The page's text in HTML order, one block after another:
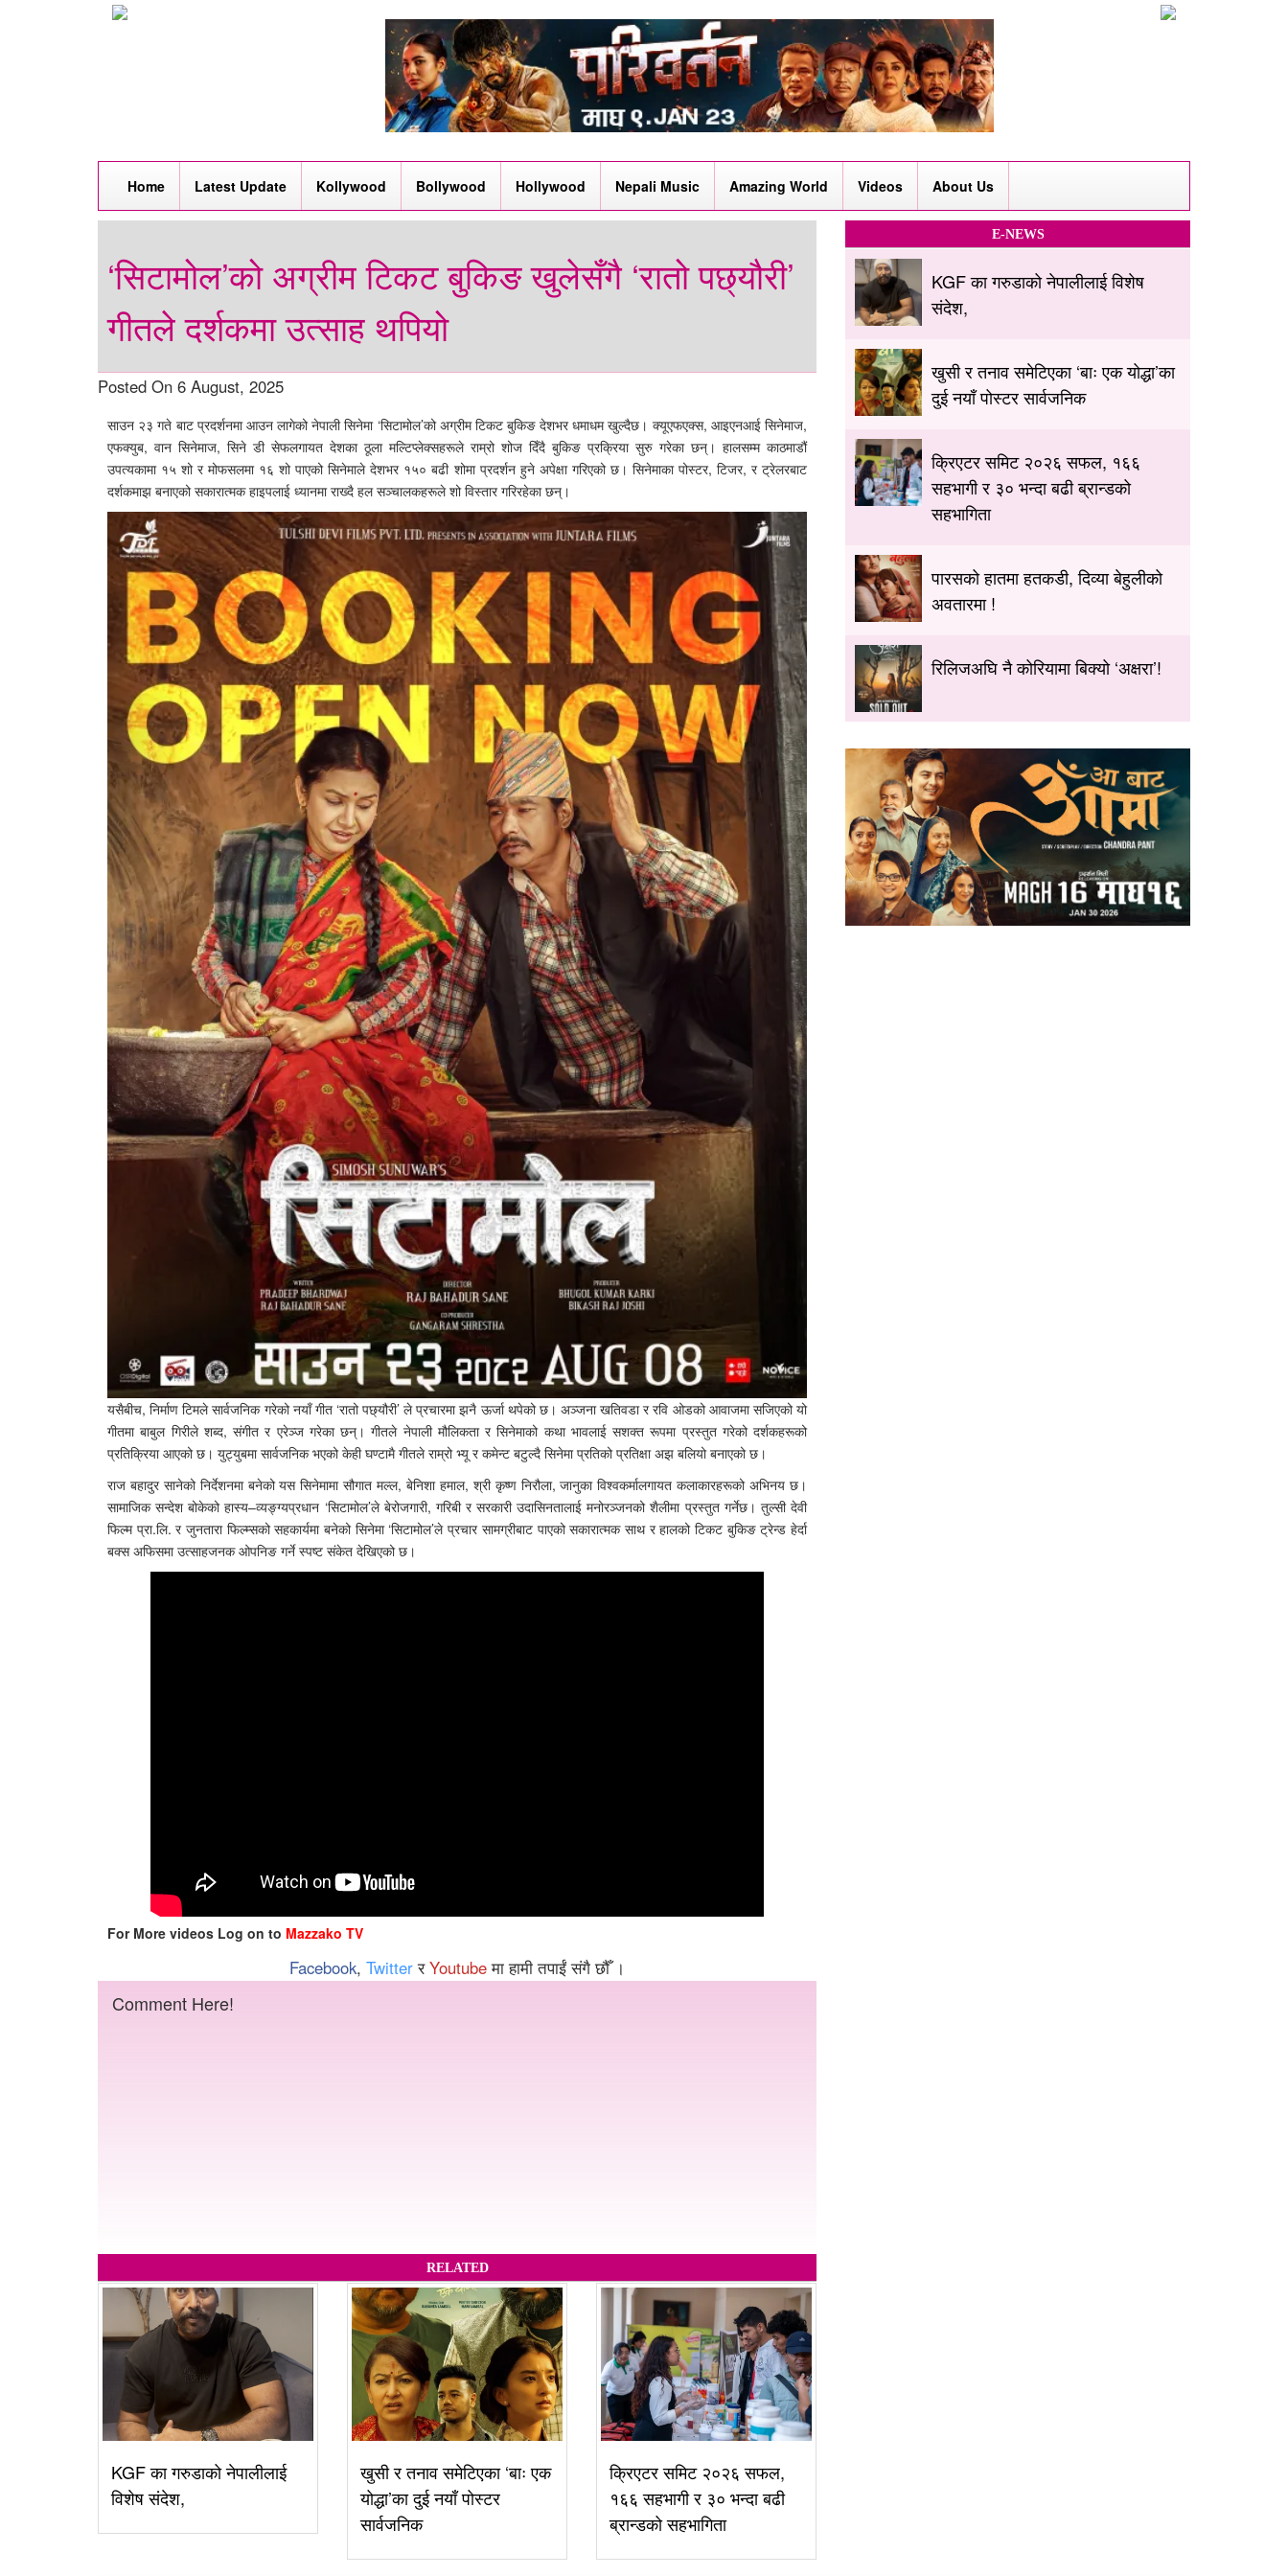
Home Latest Update Kollywood Bollywood Hollywood Nepali Music Amazing World Videos About Us
‘सिटामोल’को अग्रीम टिकट बुकिङ खुलेसँगै ‘रातो पछ्यौरी’
गीतले दर्शकमा उत्साह थपियो
Posted On 6 August, 2025
साउन २३ गते बाट प्रदर्शनमा आउन लागेको नेपाली सिनेमा ‘सिटामोल’को अग्रीम टिकट बुकिङ देशभर धमाधम खुल्दैछ। क्यूएफएक्स, आइएनआई सिनेमाज,
एफक्युब, वान सिनेमाज, सिने डी सेफलगायत देशका ठूला मल्टिप्लेक्सहरूले राम्रो शोज दिँदै बुकिङ प्रक्रिया सुरु गरेका छन्। हालसम्म काठमाडौं
उपत्यकामा १५ शो र मोफसलमा १६ शो पाएको सिनेमाले देशभर १५० बढी शोमा प्रदर्शन हुने अपेक्षा गरिएको छ। सिनेमाका पोस्टर, टिजर, र ट्रेलरबाट
दर्शकमाझ बनाएको सकारात्मक हाइपलाई ध्यानमा राख्दै हल सञ्चालकहरूले शो विस्तार गरिरहेका छन्।
यसैबीच, निर्माण टिमले सार्वजनिक गरेको नयाँ गीत ‘रातो पछ्यौरी’ ले प्रचारमा झनै ऊर्जा थपेको छ। अञ्जना खतिवडा र रवि ओडको आवाजमा सजिएको यो
गीतमा बाबुल गिरीले शब्द, संगीत र एरेञ्ज गरेका छन्। गीतले नेपाली मौलिकता र सिनेमाको कथा भावलाई सशक्त रूपमा प्रस्तुत गरेको दर्शकहरूको
प्रतिक्रिया आएको छ। युट्युबमा सार्वजनिक भएको केही घण्टामै गीतले राम्रो भ्यू र कमेन्ट बटुल्दै सिनेमा प्रतिको प्रतिक्षा अझ बलियो बनाएको छ।
राज बहादुर सानेको निर्देशनमा बनेको यस सिनेमामा सौगात मल्ल, बेनिशा हमाल, श्री कृष्ण निरौला, जानुका विश्वकर्मालगायत कलाकारहरूको अभिनय छ।
सामाजिक सन्देश बोकेको हास्य–व्यङ्ग्यप्रधान ‘सिटामोल’ले बेरोजगारी, गरिबी र सरकारी उदासिनतालाई मनोरञ्जनको शैलीमा प्रस्तुत गर्नेछ। तुल्सी देवी
फिल्म प्रा.लि. र जुनतारा फिल्म्सको सहकार्यमा बनेको सिनेमा ‘सिटामोल’ले प्रचार सामग्रीबाट पाएको सकारात्मक साथ र हालको टिकट बुकिङ ट्रेन्ड हेर्दा
बक्स अफिसमा उत्साहजनक ओपनिङ गर्ने स्पष्ट संकेत देखिएको छ।
For More videos Log on to Mazzako TV
Facebook, TwitterरYoutubeमा हामी तपाईं संगै छौँ ।
Comment Here!
RELATED
KGF का गरुडाको नेपालीलाई
विशेष संदेश,
खुसी र तनाव समेटिएका ‘बाः एक
योद्धा’का दुई नयाँ पोस्टर
सार्वजनिक
क्रिएटर समिट २०२६ सफल,
१६६ सहभागी र ३० भन्दा बढी
ब्रान्डको सहभागिता
E-NEWS
KGF का गरुडाको नेपालीलाई विशेष
संदेश,
खुसी र तनाव समेटिएका ‘बाः एक योद्धा’का
दुई नयाँ पोस्टर सार्वजनिक
क्रिएटर समिट २०२६ सफल, १६६
सहभागी र ३० भन्दा बढी ब्रान्डको
सहभागिता
पारसको हातमा हतकडी, दिव्या बेहुलीको
अवतारमा !
रिलिजअघि नै कोरियामा बिक्यो ‘अक्षरा’!